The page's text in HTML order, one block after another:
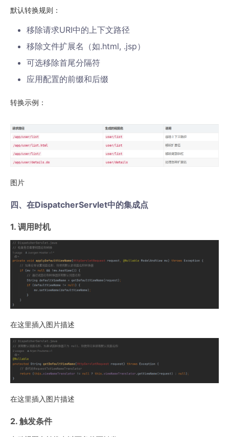
默认转换规则：
移除请求URI中的上下文路径
移除文件扩展名（如.html, .jsp）
可选移除首尾分隔符
应用配置的前缀和后缀
转换示例：
图片
四、在DispatcherServlet中的集成点
1. 调用时机
在这里插入图片描述
在这里插入图片描述
2. 触发条件